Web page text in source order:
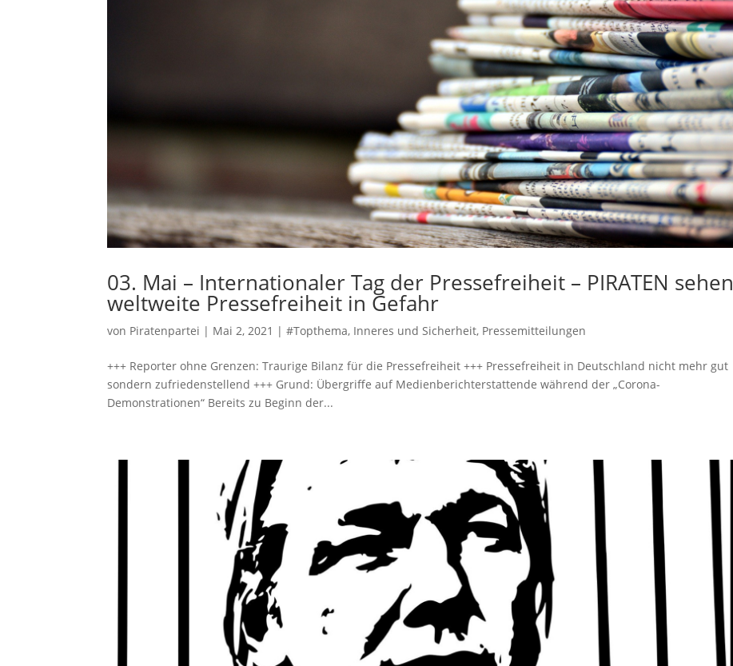
03. Mai – Internationaler Tag der Pressefreiheit – PIRATEN sehen
weltweite Pressefreiheit in Gefahr
von Piratenpartei | Mai 2, 2021 |#Topthema, Inneres und Sicherheit, Pressemitteilungen
+++ Reporter ohne Grenzen: Traurige Bilanz für die Pressefreiheit +++ Pressefreiheit in Deutschland nicht mehr gut
sondern zufriedenstellend +++ Grund: Übergriffe auf Medienberichterstattende während der „Corona-
Demonstrationen“ Bereits zu Beginn der...